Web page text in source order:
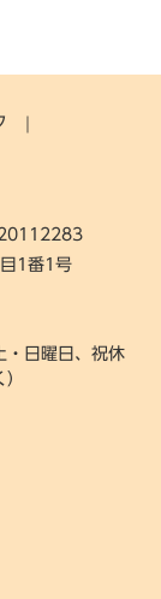
1番1号
日曜日、祝休